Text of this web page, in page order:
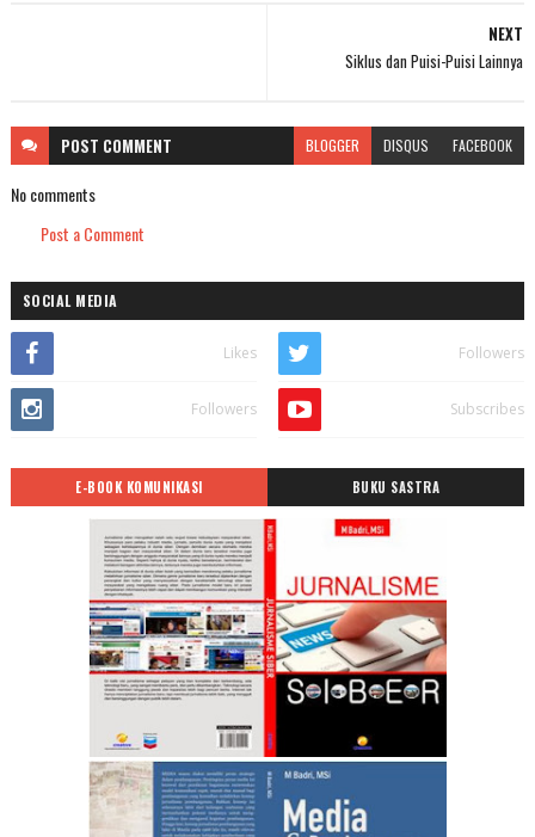
NEXT
Siklus dan Puisi-Puisi Lainnya
POST COMMENT BLOGGER DISQUS FACEBOOK
No comments
Post a Comment
SOCIAL MEDIA
Likes Followers
Followers Subscribes
E-BOOK KOMUNIKASI BUKU SASTRA